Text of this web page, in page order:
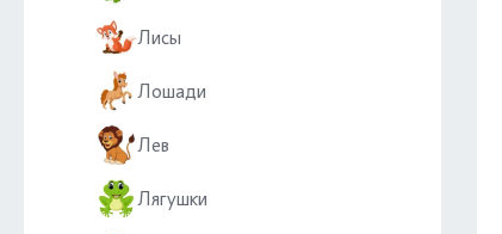
Лисы
Лошади
Лев
Лягушки